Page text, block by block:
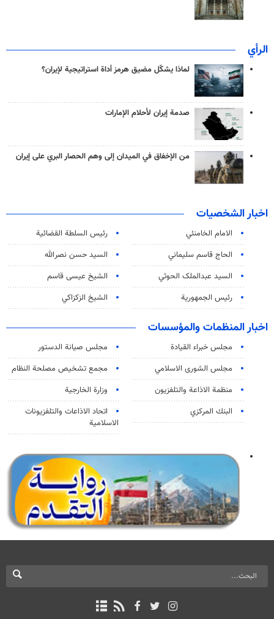
الرأي
لماذا يشكّل مضيق هرمز أداة استراتيجية لإيران؟
صدمة إيران لأحلام الإمارات
من الإخفاق في الميدان إلى وهم الحصار البري على إيران
اخبار الشخصيات
الامام الخامنئي
رئیس السلطة القضائیة
الحاج قاسم سليماني
السيد حسن نصرالله
السید عبدالملک الحوثي
الشيخ عيسى قاسم
رئيس الجمهورية
الشيخ الزكزاكي
اخبار المنظمات والمؤسسات
مجلس خبراء القيادة
مجلس صيانة الدستور
مجلس الشورى الاسلامي
مجمع تشخيص مصلحة النظام
منظمة الاذاعة والتلفزیون
وزارة الخارجية
البنك المركزي
اتحاد الاذاعات والتلفزيونات
الاسلامية